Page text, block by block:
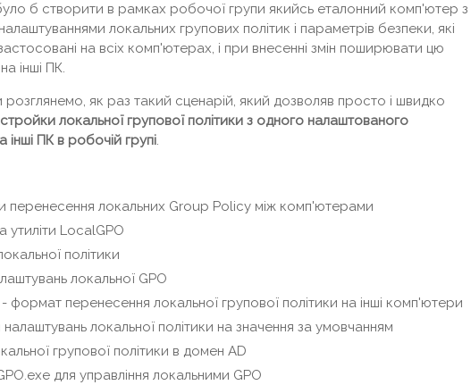
б створити в рамках робочої групи якийсь еталонний комп'ютер з
локальних групових політик і параметрів безпеки, які
на всіх комп'ютерах, і при внесенні змін поширювати цю
інші ПК.
розглянемо, як раз такий сценарій, який дозволяв просто і швидко
локальної групової політики з одного налаштованого
ПК в робочій групі.
перенесення локальних Group Policy між комп'ютерами
утиліти LocalGPO
політики
локальної GPO
формат перенесення локальної групової політики на інші комп'ютери
локальної політики на значення за умовчанням
групової політики в домен AD
для управління локальними GPO